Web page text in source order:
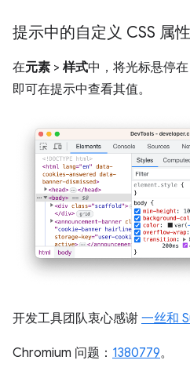
提示中的自定义 CSS 属
在元素 > 样式中，将光标悬停在
即可在提示中查看其值。
开发工具团队衷心感谢 一丝和
Chromium 问题： 1380779。